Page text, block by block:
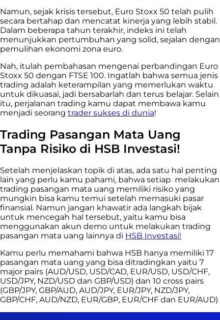
Namun, sejak krisis tersebut, Euro Stoxx 50 telah pulih
secara bertahap dan mencatat kinerja yang lebih stabil.
Dalam beberapa tahun terakhir, indeks ini telah
menunjukkan pertumbuhan yang solid, sejalan dengan
pemulihan ekonomi zona euro.
Nah, itulah pembahasan mengenai perbandingan Euro
Stoxx 50 dengan FTSE 100. Ingatlah bahwa semua jenis
trading adalah keterampilan yang memerlukan waktu
untuk dikuasai, jadi bersabarlah dan terus belajar. Selain
itu, perjalanan trading kamu dapat membawa kamu
menjadi seorang trader sukses di dunia!
Trading Pasangan Mata Uang
Tanpa Risiko di HSB Investasi!
Setelah menjelaskan topik di atas, ada satu hal penting
lain yang perlu kamu pahami, bahwa setiap melakukan
trading pasangan mata uang memiliki risiko yang
mungkin bisa kamu temui setelah memasuki pasar
finansial. Namun jangan khawatir ada langkah bijak
untuk mencegah hal tersebut, yaitu kamu bisa
menggunakan akun demo untuk melakukan trading
pasangan mata uang lainnya di HSB Investasi!
Kamu perlu memahami bahwa HSB hanya memiliki 17
pasangan mata uang yang bisa ditradingkan yaitu 7
major pairs (AUD/USD, USD/CAD, EUR/USD, USD/CHF,
USD/JPY, NZD/USD dan GBP/USD) dan 10 cross pairs
(GBP/JPY, GBP/AUD, AUD/JPY, EUR/JPY, NZD/JPY,
GBP/CHF, AUD/NZD, EUR/GBP, EUR/CHF dan EUR/AUD)